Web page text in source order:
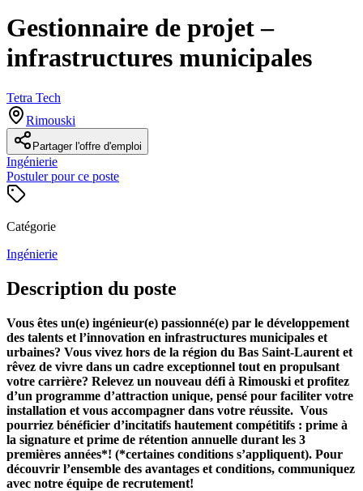
Gestionnaire de projet –
infrastructures municipales
Tetra Tech
Rimouski
Partager l'offre d'emploi
Ingénierie
Postuler pour ce poste
Catégorie
Ingénierie
Description du poste
Vous êtes un(e) ingénieur(e) passionné(e) par le développement
des talents et l’innovation en infrastructures municipales et
urbaines? Vous vivez hors de la région du Bas Saint-Laurent et
rêvez de vivre dans un cadre exceptionnel tout en propulsant
votre carrière? Relevez un nouveau défi à Rimouski et profitez
d’un programme d’attraction unique, pensé pour faciliter votre
installation et vous accompagner dans votre réussite. Vous
pourriez bénéficier d’incitatifs hautement compétitifs : prime à
la signature et prime de rétention annuelle durant les 3
premières années*! (*certaines conditions s’appliquent). Pour
découvrir l’ensemble des avantages et conditions, communiquez
avec notre équipe de recrutement!